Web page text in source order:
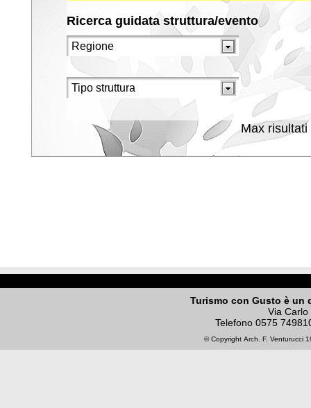
Ricerca guidata struttura/evento
Max risultati
Turismo con Gusto è un
Via
Telefono 0575
© Copyright Arch. F. Venturucci